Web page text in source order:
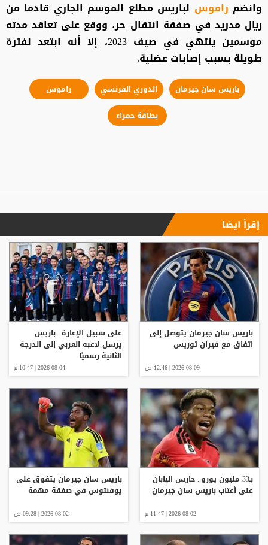
وانضم راموس لباريس مطلع الموسم الجاري قادما من
ريال مدريد في صفقة انتقال حر، ووقع على تعاقد مدته
موسمين ينتهي في صيف 2023، إلا أنه ابتعد لفترة
طويلة بسبب إصابات عضلية.
باريس سان جيرمان الدوري الفرنسي
راموس
بطاقة حمراء
إقرأ ايضا
باريس سان جيرمان يتوصل إلى
اتفاق مع فيران توريس
2026-08-09 | 12:46 ص
على سبيل الإعارة.. باريس
يرسل لاعبه العربي إلى الدرجة
الثانية رسميًا
2026-08-04 | 10:47 م
بـ33 مليون يورو.. حارس اليابان
على أعتاب باريس سان جيرمان
2026-08-02 | 11:47 م
باريس سان جيرمان يتفوق على
يوفنتوس في صفقة مهمة
2026-08-02 | 09:28 ص